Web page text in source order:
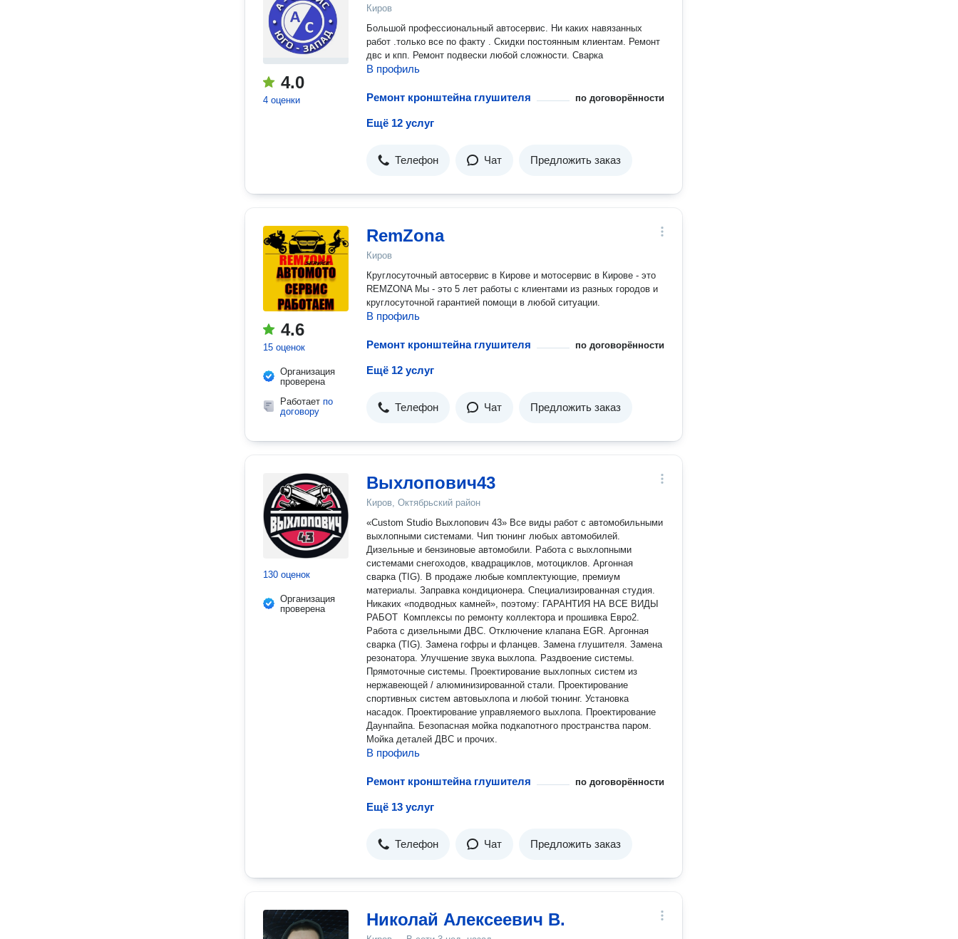
4.0
4 оценки
Киров
Большой профессиональный автосервис. Ни каких навязанных
работ .только все по факту . Скидки постоянным клиентам. Ремонт
двс и кпп. Ремонт подвески любой сложности. Сварка
В профиль
Ремонт кронштейна глушителя по договорённости
Ещё 12 услуг
Телефон Чат Предложить заказ
4.6
15 оценок
Организация
проверена
Работает по
договору
RemZona
Киров
Круглосуточный автосервис в Кирове и мотосервис в Кирове - это
REMZONA Мы - это 5 лет работы с клиентами из разных городов и
круглосуточной гарантией помощи в любой ситуации.
В профиль
Ремонт кронштейна глушителя по договорённости
Ещё 12 услуг
Телефон Чат Предложить заказ
130 оценок
Организация
проверена
Выхлопович43
Киров, Октябрьский район
«Custom Studio Выхлопович 43» Все виды работ с автомобильными
выхлопными системами. Чип тюнинг любых автомобилей.
Дизельные и бензиновые автомобили. Работа с выхлопными
системами снегоходов, квадрациклов, мотоциклов. Аргонная
сварка (TIG). В продаже любые комплектующие, премиум
материалы. Заправка кондиционера. Специализированная студия.
Никаких «подводных камней», поэтому: ️ГАРАНТИЯ НА ВСЕ ВИДЫ
РАБОТ ️ Комплексы по ремонту коллектора и прошивка Евро2.
Работа с дизельными ДВС. Отключение клапана EGR. Аргонная
сварка (TIG). Замена гофры и фланцев. Замена глушителя. Замена
резонатора. Улучшение звука выхлопа. Раздвоение системы.
Прямоточные системы. Проектирование выхлопных систем из
нержавеющей / алюминизированной стали. Проектирование
спортивных систем автовыхлопа и любой тюнинг. Установка
насадок. Проектирование управляемого выхлопа. Проектирование
Даунпайпа. Безопасная мойка подкапотного пространства паром.
Мойка деталей ДВС и прочих.
В профиль
Ремонт кронштейна глушителя по договорённости
Ещё 13 услуг
Телефон Чат Предложить заказ
Николай Алексеевич В.